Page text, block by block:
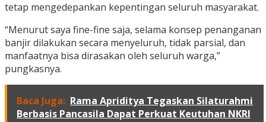
tetap mengedepankan kepentingan seluruh masyarakat.
“Menurut saya fine-fine saja, selama konsep penanganan
banjir dilakukan secara menyeluruh, tidak parsial, dan
manfaatnya bisa dirasakan oleh seluruh warga,”
pungkasnya.
Baca Juga: Rama Apriditya Tegaskan Silaturahmi
Berbasis Pancasila Dapat Perkuat Keutuhan NKRI